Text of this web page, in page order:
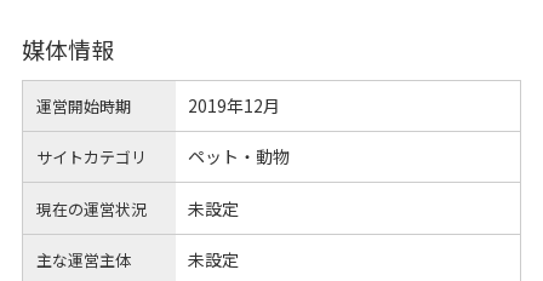
媒体情報
運営開始時期 2019年12月
サイトカテゴリ ペット・動物
現在の運営状況 未設定
主な運営主体 未設定